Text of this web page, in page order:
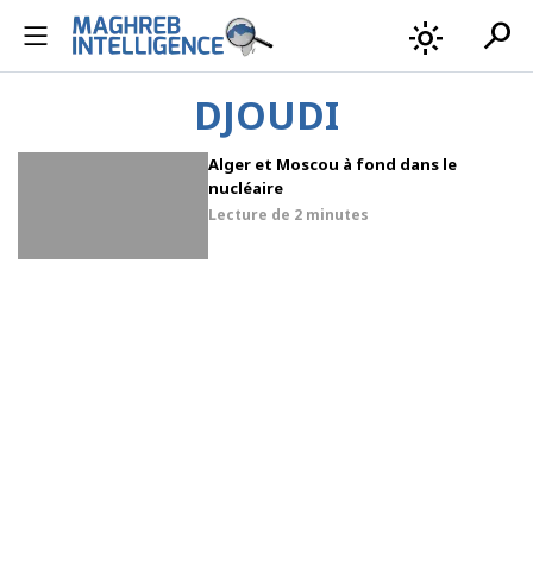
light_mode search
DJOUDI
Alger et Moscou à fond dans le
nucléaire
Lecture de 2 minutes